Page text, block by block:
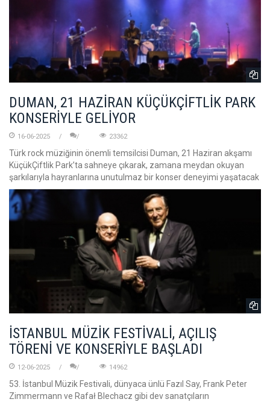
DUMAN, 21 HAZİRAN KÜÇÜKÇİFTLİK PARK
KONSERİYLE GELİYOR
16-06-2025 23362
Türk rock müziğinin önemli temsilcisi Duman, 21 Haziran akşamı
KüçükÇiftlik Park’ta sahneye çıkarak, zamana meydan okuyan
şarkılarıyla hayranlarına unutulmaz bir konser deneyimi yaşatacak
İSTANBUL MÜZİK FESTİVALİ, AÇILIŞ
TÖRENİ VE KONSERİYLE BAŞLADI
12-06-2025 14962
53. İstanbul Müzik Festivali, dünyaca ünlü Fazıl Say, Frank Peter
Zimmermann ve Rafał Blechacz gibi dev sanatçıların